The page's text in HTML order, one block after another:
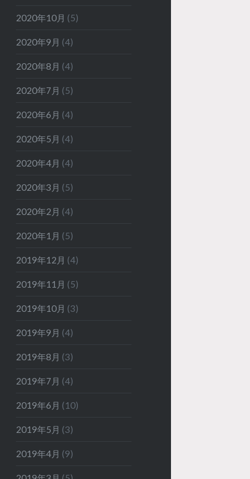
2020年10月 (5)
2020年9月 (4)
2020年8月 (4)
2020年7月 (5)
2020年6月 (4)
2020年5月 (4)
2020年4月 (4)
2020年3月 (5)
2020年2月 (4)
2020年1月 (5)
2019年12月 (4)
2019年11月 (5)
2019年10月 (3)
2019年9月 (4)
2019年8月 (3)
2019年7月 (4)
2019年6月 (10)
2019年5月 (3)
2019年4月 (9)